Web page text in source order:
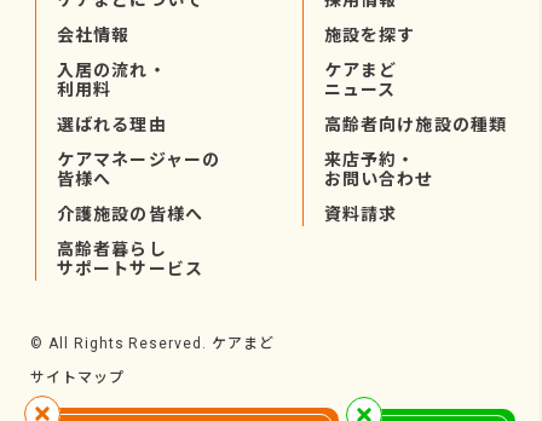
会社情報
入居の流れ・
利用料
選ばれる理由
ケアマネージャーの
皆様へ
介護施設の皆様へ
高齢者暮らし
サポートサービス
施設を探す
ケアまど
ニュース
高齢者向け施設の種類
来店予約・
お問い合わせ
資料請求
© All Rights Reserved. ケアまど
サイトマップ